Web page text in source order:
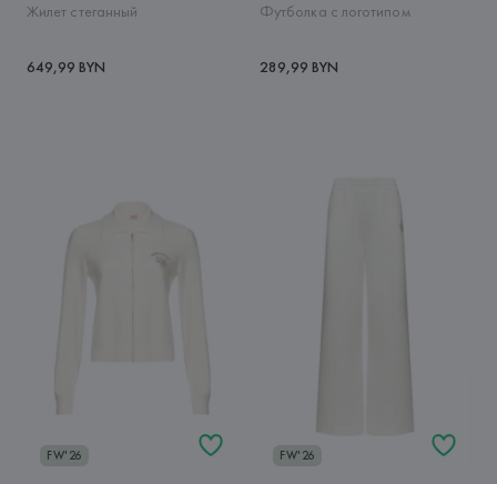
Жилет стеганный
649,99 BYN
Футболка с логотипом
289,99 BYN
FW'26 FW'26